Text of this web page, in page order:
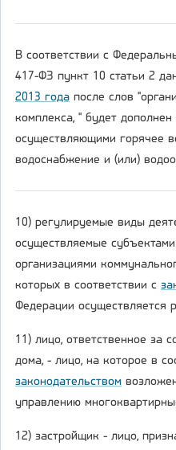
В соответствии с
417-ФЗ пункт 10 статьи 2
2013 года после слов
комплекса, " будет
осуществляющими горячее
водоснабжение и (или)
10) регулируемые виды
осуществляемые
организациями
которых в соответствии с
Федерации осуществляется
11) лицо, ответственное за
дома, - лицо, на которое в
законодательством
управлению
12) застройщик - лицо,